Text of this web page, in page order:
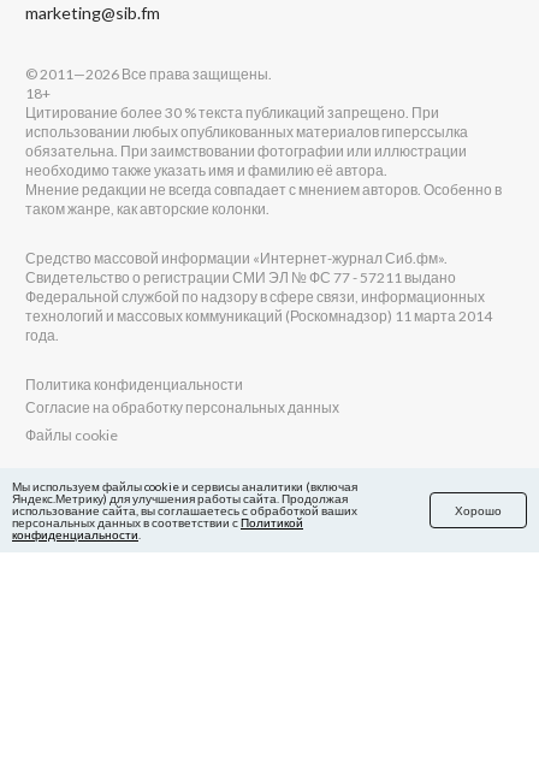
marketing@sib.fm
© 2011—2026 Все права защищены.
18+
Цитирование более 30 % текста публикаций запрещено. При
использовании любых опубликованных материалов гиперссылка
обязательна. При заимствовании фотографии или иллюстрации
необходимо также указать имя и фамилию её автора.
Мнение редакции не всегда совпадает с мнением авторов. Особенно в
таком жанре, как авторские колонки.
Средство массовой информации «Интернет-журнал Сиб.фм».
Свидетельство о регистрации СМИ ЭЛ № ФС 77 - 57211 выдано
Федеральной службой по надзору в сфере связи, информационных
технологий и массовых коммуникаций (Роскомнадзор) 11 марта 2014
года.
Политика конфиденциальности
Согласие на обработку персональных данных
Файлы cookie
Главный редактор Сиб.фм
Бобровников Виктор Евгеньевич
Учредитель ООО «Сиб.фм»
E-mail редакции: fm@sib.fm
Мы используем файлы cookie и сервисы аналитики (включая
Яндекс.Метрику) для улучшения работы сайта. Продолжая
использование сайта, вы соглашаетесь с обработкой ваших
персональных данных в соответствии сПолитикой
конфиденциальности
Хорошо